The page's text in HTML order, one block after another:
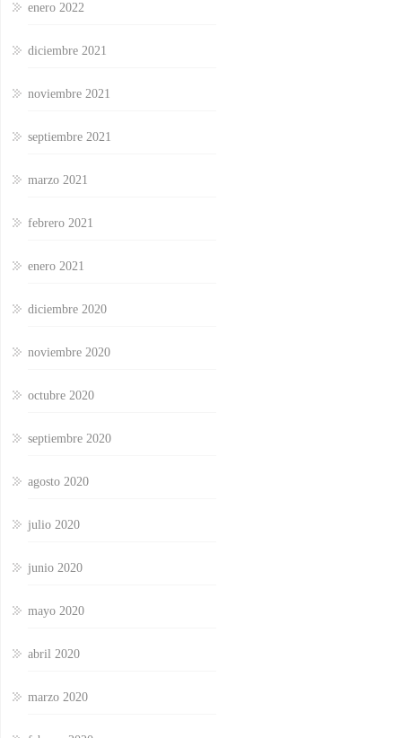
enero 2022
diciembre 2021
noviembre 2021
septiembre 2021
marzo 2021
febrero 2021
enero 2021
diciembre 2020
noviembre 2020
octubre 2020
septiembre 2020
agosto 2020
julio 2020
junio 2020
mayo 2020
abril 2020
marzo 2020